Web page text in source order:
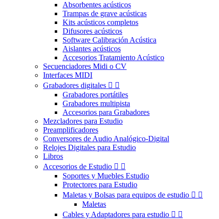
Absorbentes acústicos
Trampas de grave acústicas
Kits acústicos completos
Difusores acústicos
Software Calibración Acústica
Aislantes acústicos
Accesorios Tratamiento Acústico
Secuenciadores Midi o CV
Interfaces MIDI
Grabadores digitales  
Grabadores portátiles
Grabadores multipista
Accesorios para Grabadores
Mezcladores para Estudio
Preamplificadores
Conversores de Audio Analógico-Digital
Relojes Digitales para Estudio
Libros
Accesorios de Estudio  
Soportes y Muebles Estudio
Protectores para Estudio
Maletas y Bolsas para equipos de estudio  
Maletas
Cables y Adaptadores para estudio  